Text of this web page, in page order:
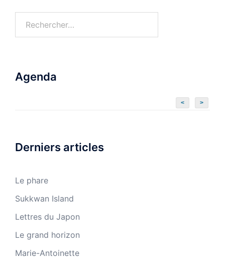
Agenda
< >
Derniers articles
Le phare
Sukkwan Island
Lettres du Japon
Le grand horizon
Marie-Antoinette